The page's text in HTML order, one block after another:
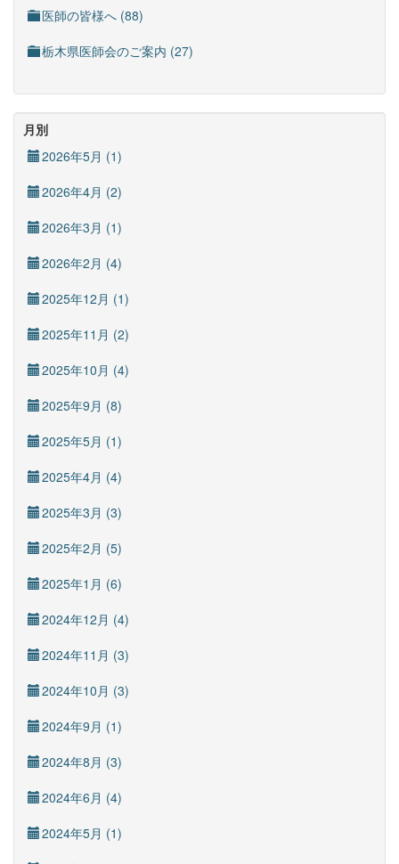
医師の皆様へ (88)
栃木県医師会のご案内 (27)
月別
2026年5月 (1)
2026年4月 (2)
2026年3月 (1)
2026年2月 (4)
2025年12月 (1)
2025年11月 (2)
2025年10月 (4)
2025年9月 (8)
2025年5月 (1)
2025年4月 (4)
2025年3月 (3)
2025年2月 (5)
2025年1月 (6)
2024年12月 (4)
2024年11月 (3)
2024年10月 (3)
2024年9月 (1)
2024年8月 (3)
2024年6月 (4)
2024年5月 (1)